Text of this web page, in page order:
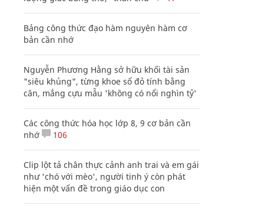
Bảng công thức đạo hàm nguyên hàm cơ
bản cần nhớ
Nguyễn Phương Hằng sở hữu khối tài sản
"siêu khủng", từng khoe sổ đỏ tính bằng
cân, mắng cựu mẫu 'không có nổi nghìn tỷ'
Các công thức hóa học lớp 8, 9 cơ bản cần
nhớ
106
Clip lột tả chân thực cảnh anh trai và em gái
như 'chó với mèo', người tinh ý còn phát
hiện một vấn đề trong giáo dục con